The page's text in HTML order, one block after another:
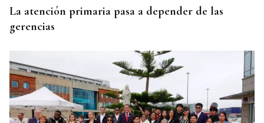
La atención primaria pasa a depender de las
gerencias